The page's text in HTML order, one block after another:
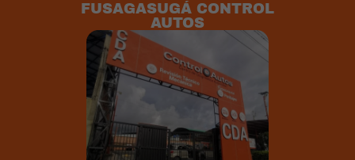
FUSAGASUGÁ CONTROL
AUTOS